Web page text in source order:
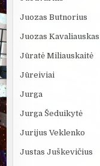
Juozas Butnorius
Juozas Kavaliauskas
Jūratė Miliauskaitė
Jūreiviai
Jurga
Jurga Šeduikytė
Jurijus Veklenko
Justas Juškevičius